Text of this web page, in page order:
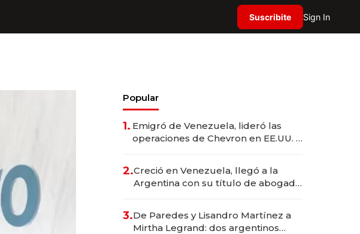
Suscribite Sign In
Popular
1. Emigró de Venezuela, lideró las
operaciones de Chevron en EE.UU. y
2.Creció en Venezuela, llegó a la
Argentina con su título de abogado
marcas "fast premium"
3.De Paredes y Lisandro Martínez a
Mirtha Legrand: dos argentinos